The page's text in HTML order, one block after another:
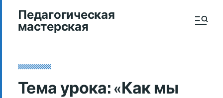
Педагогическая
мастерская
Тема урока: «Как мы